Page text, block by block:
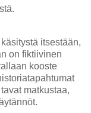
itsestään,
on fiktiivinen
kooste
matkustaa,